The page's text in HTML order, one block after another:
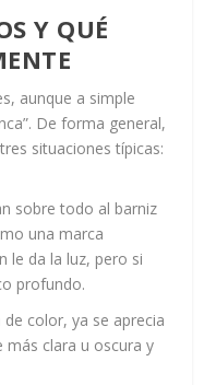
Y QUÉ
aunque a simple
De forma general,
situaciones típicas:
sobre todo al barniz
una marca
le da la luz, pero si
profundo.
color, ya se aprecia
más clara u oscura y